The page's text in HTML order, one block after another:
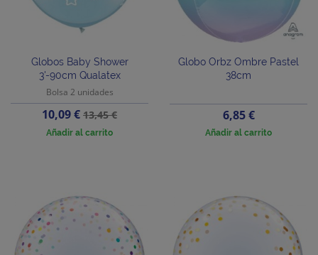
Globos Baby Shower
3'-90cm Qualatex
Bolsa 2 unidades
Precio
10,09 €Precio
base
13,45 €
Añadir al carrito
Globo Orbz Ombre Pastel
38cm
Precio
6,85 €
Añadir al carrito